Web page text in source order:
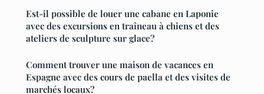
Est-il possible de louer une cabane en Laponie
avec des excursions en traîneau à chiens et des
ateliers de sculpture sur glace?
Comment trouver une maison de vacances en
Espagne avec des cours de paella et des visites de
marchés locaux?